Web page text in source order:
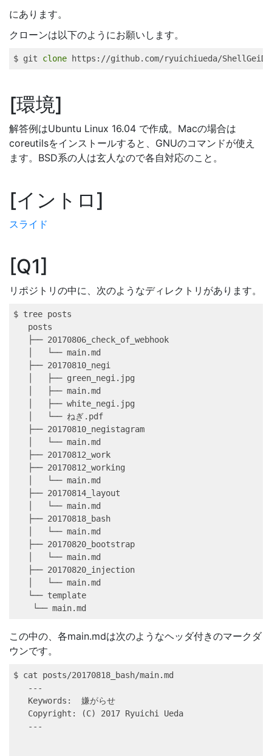
にあります。
クローンは以下のようにお願いします。
$ git clone https://github.com/ryuichiueda/
環境
解答例はUbuntu Linux 16.04 で作成。Macの場合は
coreutilsをインストールすると、GNUのコマンドが使え
ます。BSD系の人は玄人なので各自対応のこと。
イントロ
スライド
Q1
リポジトリの中に、次のようなディレクトリがあります。
$ tree posts
posts
├── 20170806_check_of_webhook
│   └── main.md
├── 20170810_negi
│   ├── green_negi.jpg
│   ├── main.md
│   ├── white_negi.jpg
│   └── ねぎ.pdf
├── 20170810_negistagram
│   └── main.md
├── 20170812_work
├── 20170812_working
│   └── main.md
├── 20170814_layout
│   └── main.md
├── 20170818_bash
│   └── main.md
├── 20170820_bootstrap
│   └── main.md
├── 20170820_injection
│   └── main.md
└── template
└── main.md
この中の、各main.mdは次のようなヘッダ付きのマークダ
ウンです。
$ cat posts/20170818_bash/main.md
---
Keywords :  嫌がらせ
Copyright : (C) 2017 Ryuichi Ueda
---